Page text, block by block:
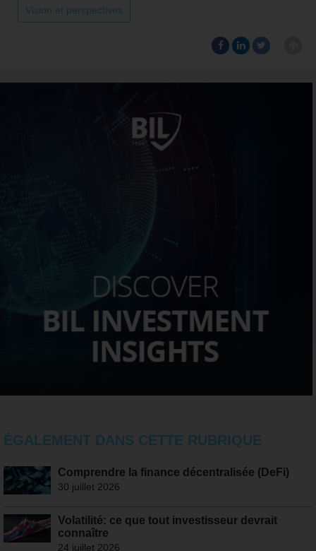
Vision et perspectives
ÉGALEMENT DANS CETTE RUBRIQUE
Comprendre la finance décentralisée (DeFi)
30 juillet 2026
Volatilité: ce que tout investisseur devrait
connaître
24 juillet 2026